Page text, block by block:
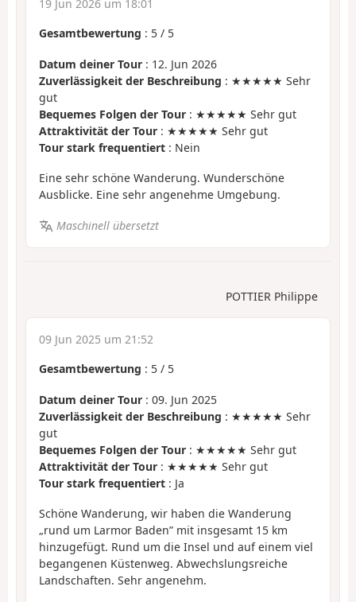
19 Jun 2026 um 18:01
Gesamtbewertung : 5 / 5
Datum deiner Tour : 12. Jun 2026
Zuverlässigkeit der Beschreibung : ★★★★★ Sehr
gut
Bequemes Folgen der Tour : ★★★★★ Sehr gut
Attraktivität der Tour : ★★★★★ Sehr gut
Tour stark frequentiert : Nein
Eine sehr schöne Wanderung. Wunderschöne
Ausblicke. Eine sehr angenehme Umgebung.
Maschinell übersetzt
POTTIER Philippe
09 Jun 2025 um 21:52
Gesamtbewertung : 5 / 5
Datum deiner Tour : 09. Jun 2025
Zuverlässigkeit der Beschreibung : ★★★★★ Sehr
gut
Bequemes Folgen der Tour : ★★★★★ Sehr gut
Attraktivität der Tour : ★★★★★ Sehr gut
Tour stark frequentiert : Ja
Schöne Wanderung, wir haben die Wanderung
„rund um Larmor Baden” mit insgesamt 15 km
hinzugefügt. Rund um die Insel und auf einem viel
begangenen Küstenweg. Abwechslungsreiche
Landschaften. Sehr angenehm.